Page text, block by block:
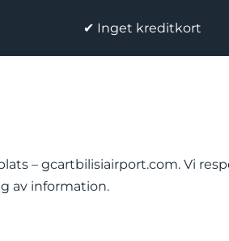
✔ Inget kreditkort
– gcartbilisiairport.com. Vi
av information.